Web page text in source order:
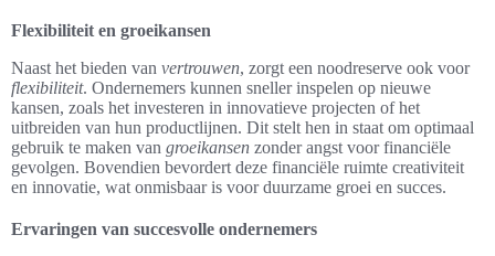
Flexibiliteit en groeikansen
Naast het bieden van vertrouwen, zorgt een noodreserve ook voor
flexibiliteit. Ondernemers kunnen sneller inspelen op nieuwe
kansen, zoals het investeren in innovatieve projecten of het
uitbreiden van hun productlijnen. Dit stelt hen in staat om optimaal
gebruik te maken van groeikansen zonder angst voor financiële
gevolgen. Bovendien bevordert deze financiële ruimte creativiteit
en innovatie, wat onmisbaar is voor duurzame groei en succes.
Ervaringen van succesvolle ondernemers